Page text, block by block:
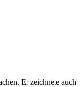
Er zeichnete auch